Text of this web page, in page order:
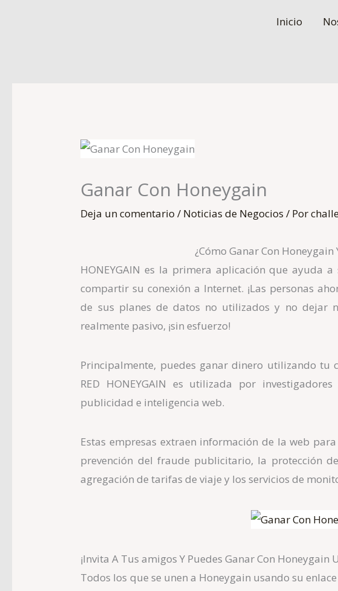
Inicio
Ganar Con Honeygain
Deja un comentario / Noticias de Negocios / Por
¿Cómo Ganar Con Honeygain
HONEYGAIN es la primera aplicación que ayuda
compartir su conexión a Internet. ¡Las personas
de sus planes de datos no utilizados y no dejar
realmente pasivo, ¡sin esfuerzo!
Principalmente, puedes ganar dinero utilizando tu
RED HONEYGAIN es utilizada por investigadores
publicidad e inteligencia web.
Estas empresas extraen información de la web
prevención del fraude publicitario, la protección
agregación de tarifas de viaje y los servicios de
¡Invita A Tus amigos Y Puedes Ganar Con Honeygain
Todos los que se unen a Honeygain usando su